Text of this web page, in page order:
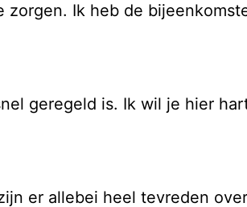
zorgen. Ik heb de
geregeld is. Ik wil je hier
er allebei heel tevreden